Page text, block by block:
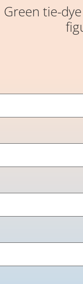
Green tie-